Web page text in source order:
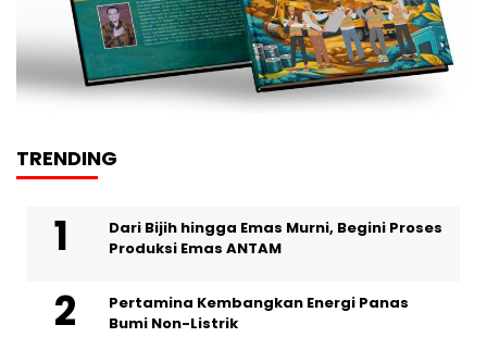
TRENDING
Dari Bijih hingga Emas Murni, Begini Proses
Produksi Emas ANTAM
Pertamina Kembangkan Energi Panas
Bumi Non-Listrik